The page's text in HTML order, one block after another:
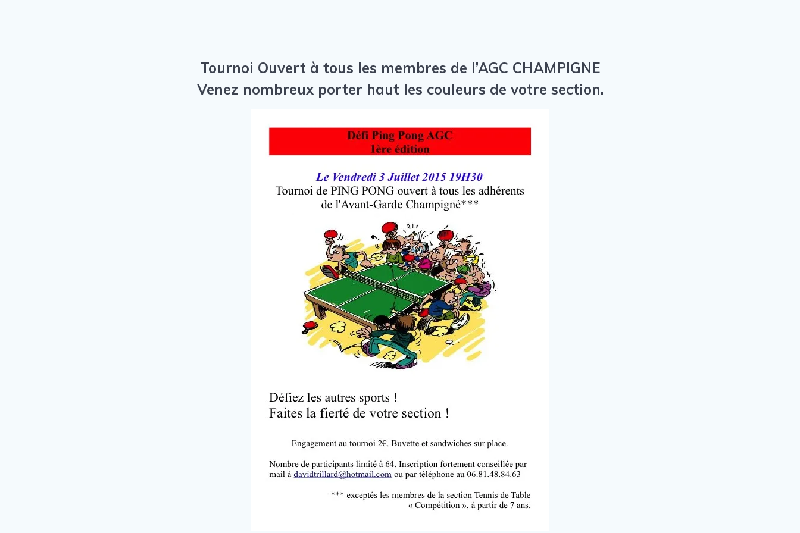
Tournoi Ouvert à tous les membres de l’AGC CHAMPIGNE
Venez nombreux porter haut les couleurs de votre section.